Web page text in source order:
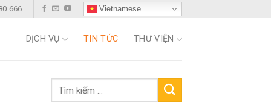
Vietnamese
DỊCH VỤ TIN TỨC THƯ VIỆN